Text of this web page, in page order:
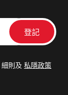
細則及 私隱政策